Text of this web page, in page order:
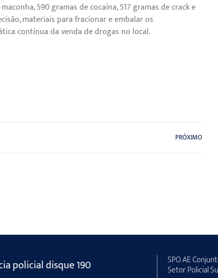
590 gramas de cocaína, 517 gramas de crack e
materiais para fracionar e embalar os
contínua da venda de drogas no local.
PRÓXIMO
policial disque 190 SPO AE
Setor Policial